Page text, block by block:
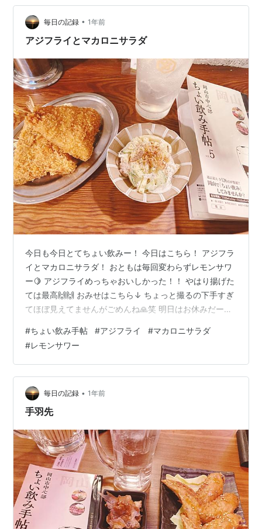
毎日の記録 • 1年前
アジフライとマカロニサラダ
今日も今日とてちょい飲みー！ 今日はこちら！ アジフラ
イとマカロニサラダ！ おともは毎回変わらずレモンサワ
ー🍋 アジフライめっちゃおいしかった！！ やはり揚げた
ては最高🙌🙌 おみせはこちら↓ ちょっと撮るの下手すぎ
てほぼ見えてませんがごめんね🙏笑 明日はお休みだーい
#ちょい飲み手帖 #アジフライ #マカロニサラダ
#レモンサワー
毎日の記録 • 1年前
手羽先